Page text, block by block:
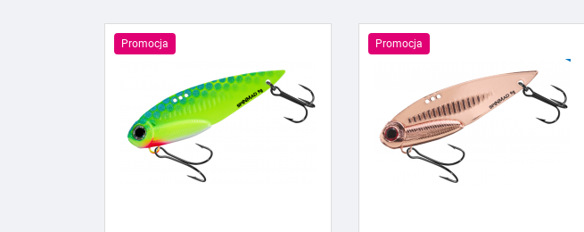
Promocja Promocja